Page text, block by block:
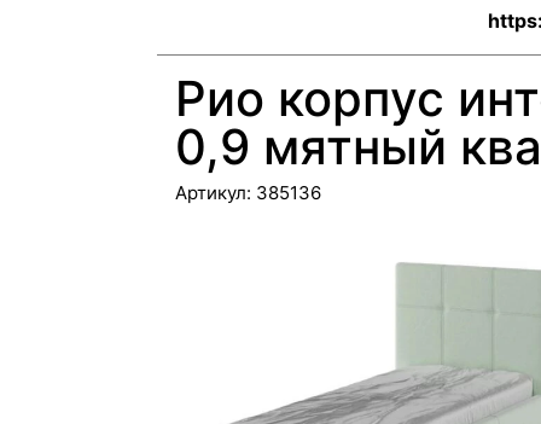
Рио корпус
0,9 мятный
Артикул: 385136